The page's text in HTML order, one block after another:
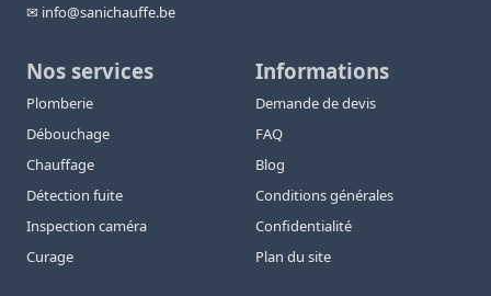
✉ info@sanichauffe.be
Nos services
Plomberie
Débouchage
Chauffage
Détection fuite
Inspection caméra
Curage
Informations
Demande de devis
FAQ
Blog
Conditions générales
Confidentialité
Plan du site